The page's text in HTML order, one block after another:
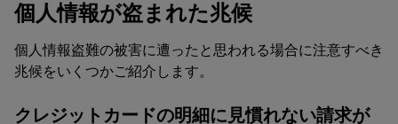
個人情報が盗まれた兆候
個人情報盗難の被害に遭ったと思われる場合に注意すべき
兆候をいくつかご紹介します。
クレジットカードの明細に見慣れない請求が